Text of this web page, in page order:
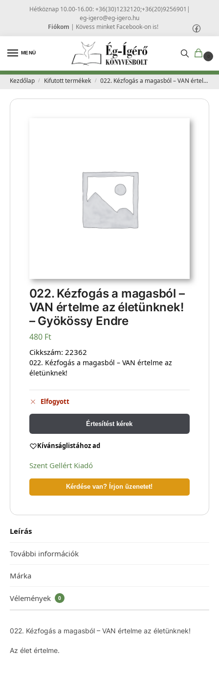
Hétköznap 10.00-16.00: +36(30)1232120;+36(20)9256901 |
eg-igero@eg-igero.hu
Fiókom | Kövess minket Facebook-on is!
MENÜ
0
Kezdőlap / Kifutott termékek / 022. Kézfogás a magasból – VAN értelme az életünknek! – Gyökössy Endre
022. Kézfogás a magasból –
VAN értelme az életünknek!
– Gyökössy Endre
480 Ft
Cikkszám: 22362
022. Kézfogás a magasból – VAN értelme az
életünknek!
Elfogyott
Értesítést kérek
Kívánságlistához ad
Szent Gellért Kiadó
Kérdése van? Írjon üzenetet!
Leírás
További információk
Márka
Vélemények 0
022. Kézfogás a magasból – VAN értelme az életünknek!
Az élet értelme.